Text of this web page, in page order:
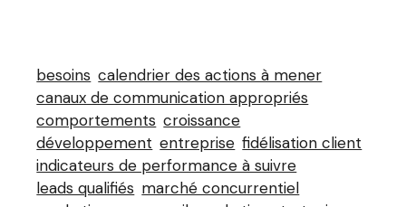
besoins calendrier des actions à mener
canaux de communication appropriés
comportements croissance
développement entreprise fidélisation client
indicateurs de performance à suivre
leads qualifiés marché concurrentiel